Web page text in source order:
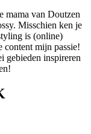
mama van Doutzen
Misschien ken je
is (online)
content mijn passie!
gebieden inspireren